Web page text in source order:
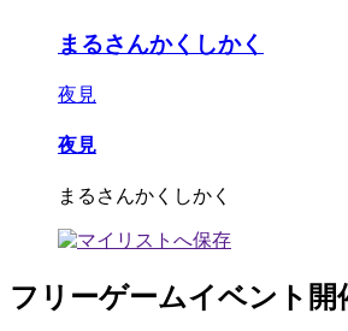
まるさんかくしかく
夜見
夜見
まるさんかくしかく
フリーゲームイベント開